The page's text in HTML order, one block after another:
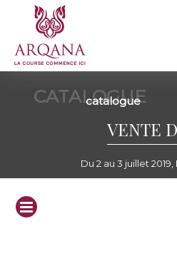
CATALOGUE
catalogue
VENTE
Du 2 au 3 juillet